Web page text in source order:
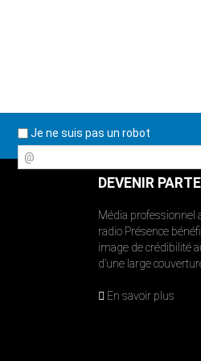
Je ne suis pas un robot
@
DEVENIR
Média professionnel
radio Présence
image de crédibilité
d’une large
En savoir plus